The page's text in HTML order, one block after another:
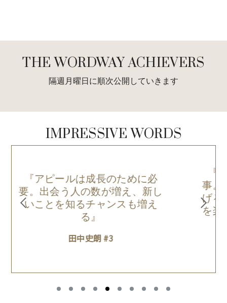
THE WORDWAY ACHIEVERS
隔週月曜日に順次公開していきます
IMPRESSIVE WORDS
『言葉に出すことはすごく大
事。言葉で相手を引っ張ってあ
げることもできるし、しんどさ
を楽しさに変えてあげることも
できる』
田中史朗 #2